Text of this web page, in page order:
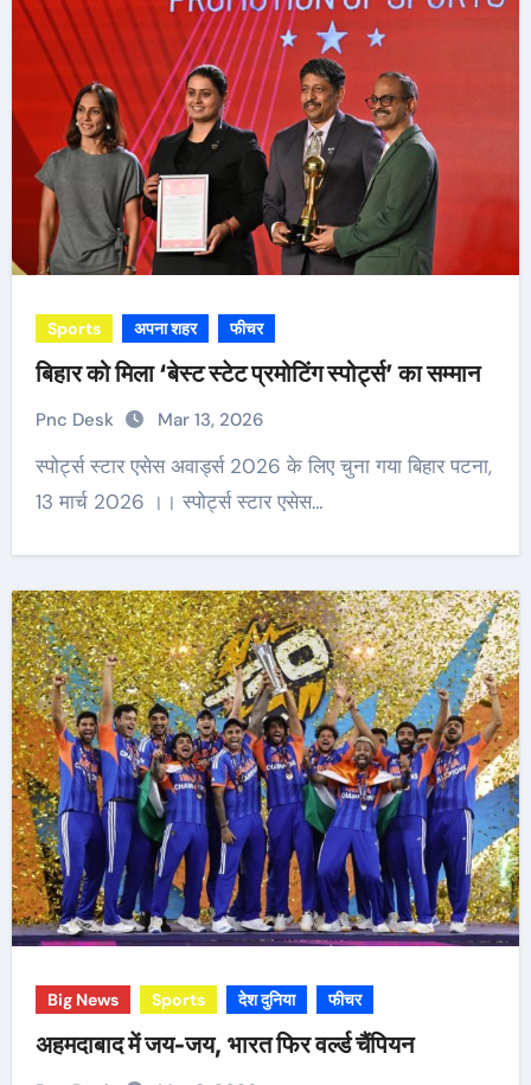
Sports अपना शहर फीचर
बिहार को मिला ‘बेस्ट स्टेट प्रमोटिंग स्पोर्ट्स’ का सम्मान
Pnc Desk Mar 13, 2026
स्पोर्ट्स स्टार एसेस अवार्ड्स 2026 के लिए चुना गया बिहार पटना,
13 मार्च 2026 ।। स्पोर्ट्स स्टार एसेस…
Big News Sports देश दुनिया फीचर
अहमदाबाद में जय-जय, भारत फिर वर्ल्ड चैंपियन